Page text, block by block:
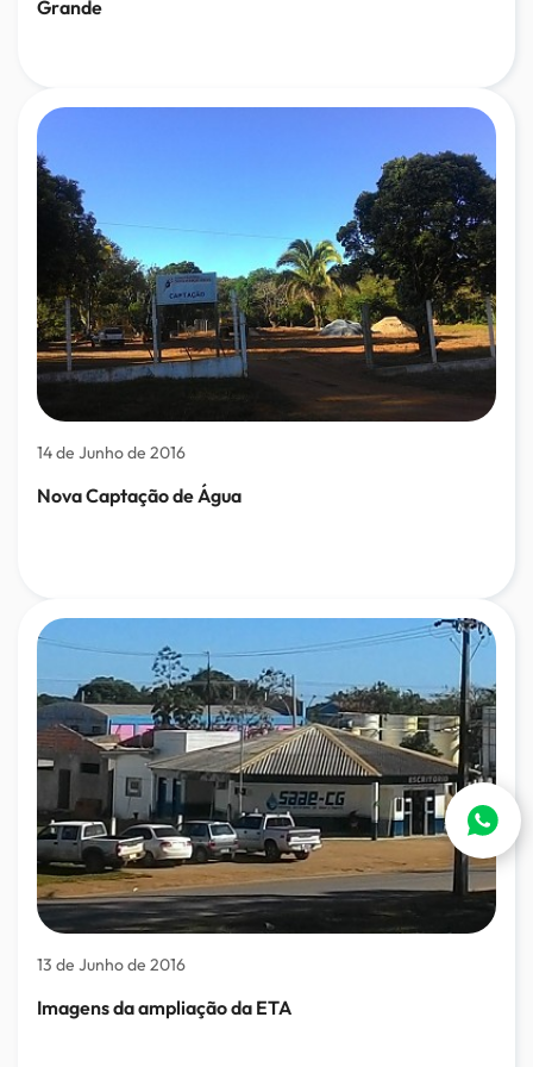
Grande
14 de Junho de 2016
Nova Captação de Água
13 de Junho de 2016
Imagens da ampliação da ETA